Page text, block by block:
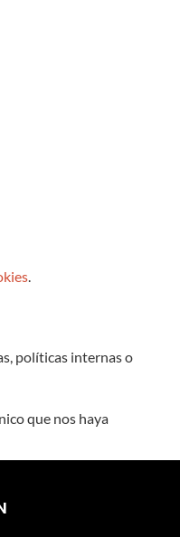
.
políticas internas o
que nos haya